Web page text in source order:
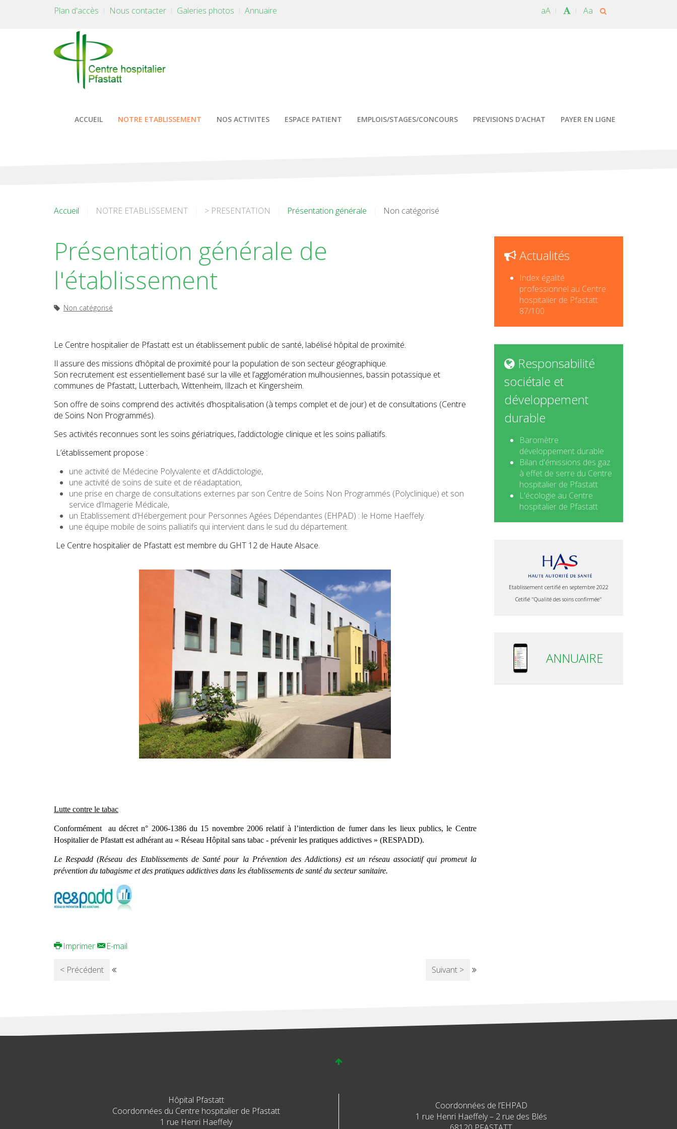
Plan d'accès Nous contacter Galeries photos Annuaire aA Aa
ACCUEIL NOTRE ETABLISSEMENT NOS ACTIVITES ESPACE PATIENT EMPLOIS/STAGES/CONCOURS PREVISIONS D'ACHAT PAYER EN LIGNE
Accueil NOTRE ETABLISSEMENT > PRESENTATION Présentation générale Non catégorisé
Présentation générale de
l'établissement
Non catégorisé
Le Centre hospitalier de Pfastatt est un établissement public de santé, labélisé hôpital de proximité.
Il assure des missions d’hôpital de proximité pour la population de son secteur géographique.
Son recrutement est essentiellement basé sur la ville et l’agglomération mulhousiennes, bassin potassique et
communes de Pfastatt, Lutterbach, Wittenheim, Illzach et Kingersheim.
Son offre de soins comprend des activités d’hospitalisation (à temps complet et de jour) et de consultations (Centre
de Soins Non Programmés).
Ses activités reconnues sont les soins gériatriques, l’addictologie clinique et les soins palliatifs.
L’établissement propose :
une activité de Médecine Polyvalente et d’Addictologie,
une activité de soins de suite et de réadaptation,
une prise en charge de consultations externes par son Centre de Soins Non Programmés (Polyclinique) et son
service d’Imagerie Médicale,
un Etablissement d’Hébergement pour Personnes Agées Dépendantes (EHPAD) : le Home Haeffely.
une équipe mobile de soins palliatifs qui intervient dans le sud du département.
Le Centre hospitalier de Pfastatt est membre du GHT 12 de Haute Alsace.
Lutte contre le tabac
Conformément au décret n° 2006-1386 du 15 novembre 2006 relatif à l’interdiction de fumer dans les lieux publics, le Centre
Hospitalier de Pfastatt est adhérant au « Réseau Hôpital sans tabac - prévenir les pratiques addictives » (RESPADD).
Le Respadd (Réseau des Etablissements de Santé pour la Prévention des Addictions) est un réseau associatif qui promeut la
prévention du tabagisme et des pratiques addictives dans les établissements de santé du secteur sanitaire.
Imprimer E-mail
< Précédent Suivant >
Actualités
Index égalité
professionnel au Centre
hospitalier de Pfastatt
87/100
Responsabilité
sociétale et
développement
durable
Baromètre
développement durable
Bilan d'émissions des gaz
à effet de serre du Centre
hospitalier de Pfastatt
L'écologie au Centre
hospitalier de Pfastatt
Etablissement certifié en septembre 2022
Cetifié "Qualité des soins confirmée"
ANNUAIRE
Hôpital Pfastatt
Coordonnées du Centre hospitalier de Pfastatt
1 rue Henri Haeffely
Coordonnées de l’EHPAD
1 rue Henri Haeffely – 2 rue des Blés